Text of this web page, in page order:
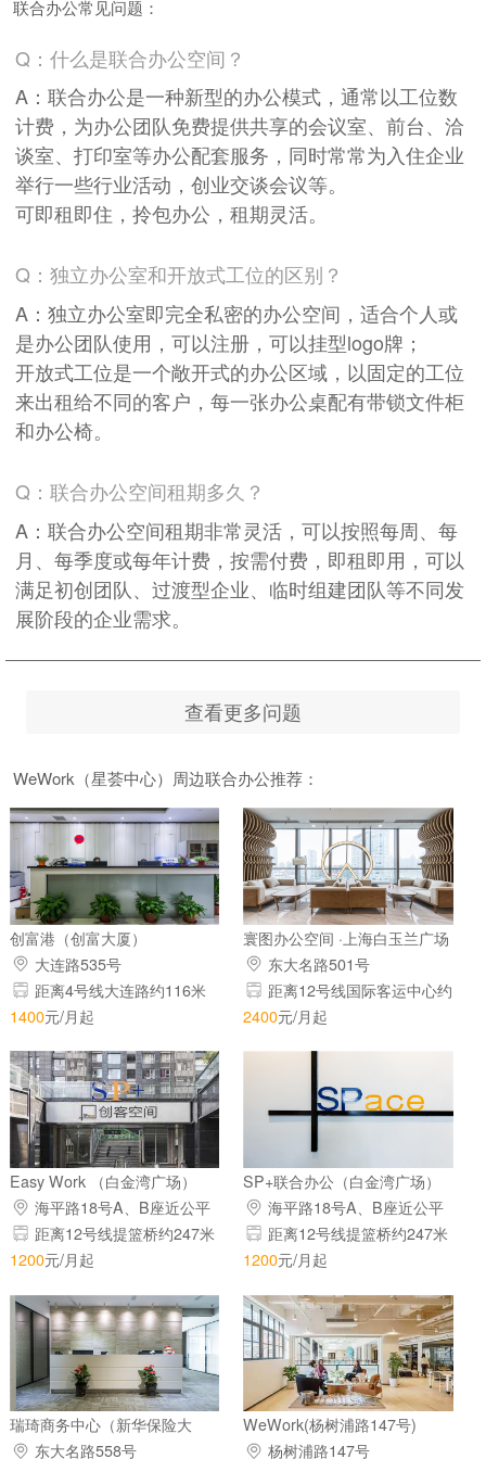
联合办公常见问题：
Q：什么是联合办公空间？
A：联合办公是一种新型的办公模式，通常以工位数
计费，为办公团队免费提供共享的会议室、前台、洽
谈室、打印室等办公配套服务，同时常常为入住企业
举行一些行业活动，创业交谈会议等。
可即租即住，拎包办公，租期灵活。
Q：独立办公室和开放式工位的区别？
A：独立办公室即完全私密的办公空间，适合个人或
是办公团队使用，可以注册，可以挂型logo牌；
开放式工位是一个敞开式的办公区域，以固定的工位
来出租给不同的客户，每一张办公桌配有带锁文件柜
和办公椅。
Q：联合办公空间租期多久？
A：联合办公空间租期非常灵活，可以按照每周、每
月、每季度或每年计费，按需付费，即租即用，可以
满足初创团队、过渡型企业、临时组建团队等不同发
展阶段的企业需求。
查看更多问题
WeWork（星荟中心）周边联合办公推荐：
创富港（创富大厦）
大连路535号
距离4号线大连路约116米
1400元/月起
寰图办公空间 ·上海白玉兰广场
东大名路501号
距离12号线国际客运中心约
218米
2400元/月起
Easy Work （白金湾广场）
海平路18号A、B座近公平
路 距离12号线提篮桥约247米
1200元/月起
SP+联合办公（白金湾广场）
海平路18号A、B座近公平
路 距离12号线提篮桥约247米
1200元/月起
瑞琦商务中心（新华保险大
厦）东大名路558号
WeWork(杨树浦路147号)
杨树浦路147号